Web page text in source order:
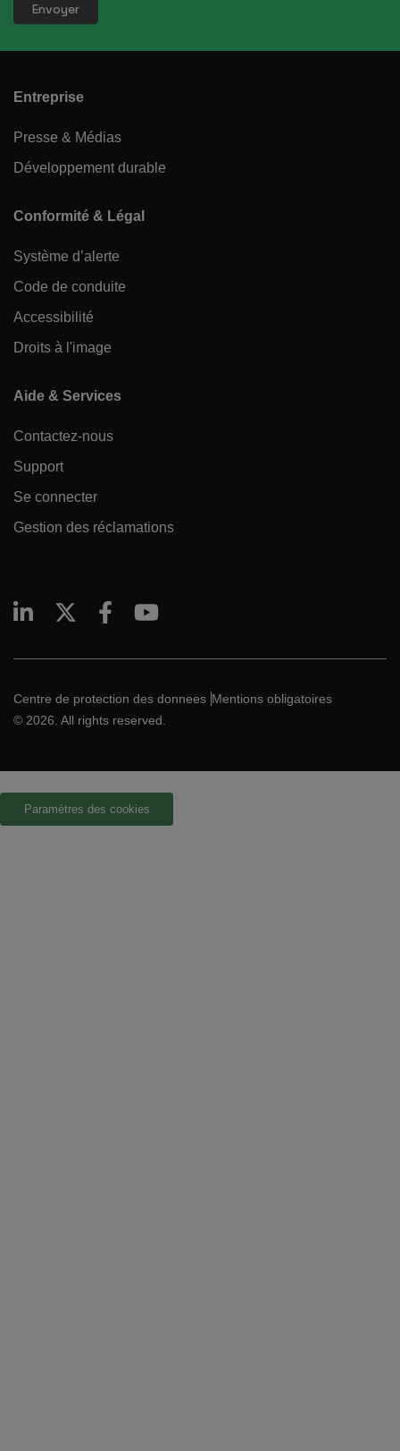
Entreprise
Presse & Médias
Développement durable
Conformité & Légal
Système d’alerte
Code de conduite
Accessibilité
Droits à l'image
Aide & Services
Contactez-nous
Support
Se connecter
Gestion des réclamations
Centre de protection des donnees Mentions obligatoires
© 2026. All rights reserved.
Paramètres des cookies